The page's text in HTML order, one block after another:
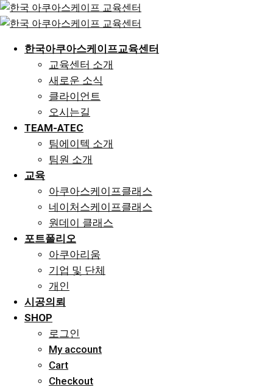
Skip
to
한국아쿠아스케이프교육센터
교육센터 소개
새로운 소식
클라이언트
오시는길
TEAM-ATEC
팀에이텍 소개
팀원 소개
교육
아쿠아스케이프클래스
네이처스케이프클래스
원데이 클래스
포트폴리오
아쿠아리움
기업 및 단체
개인
시공의뢰
SHOP
로그인
My account
Cart
Checkout